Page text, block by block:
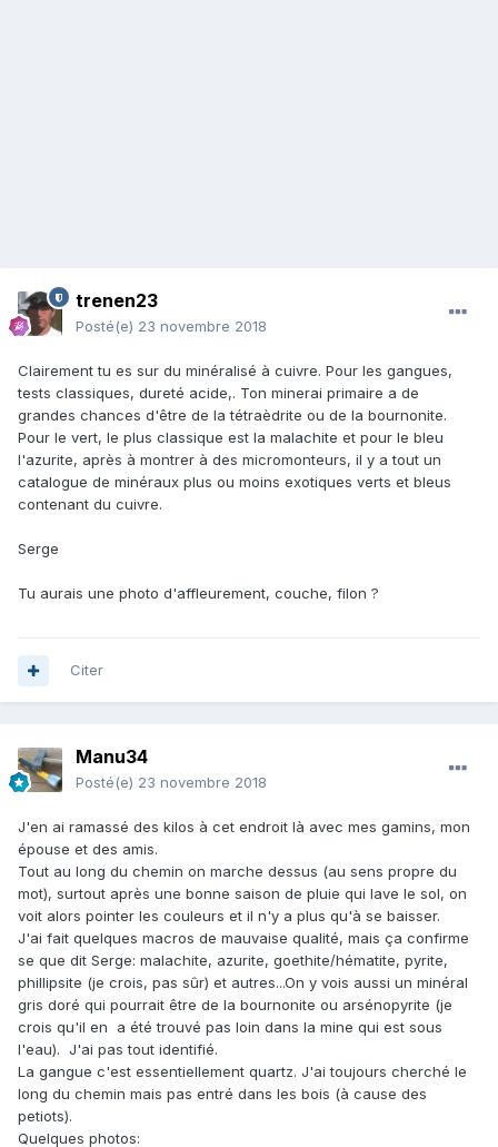
trenen23
Posté(e) 23 novembre 2018
Clairement tu es sur du minéralisé à cuivre. Pour les gangues,
tests classiques, dureté acide,. Ton minerai primaire a de
grandes chances d'être de la tétraèdrite ou de la bournonite.
Pour le vert, le plus classique est la malachite et pour le bleu
l'azurite, après à montrer à des micromonteurs, il y a tout un
catalogue de minéraux plus ou moins exotiques verts et bleus
contenant du cuivre.
Serge
Tu aurais une photo d'affleurement, couche, filon ?
Citer
Manu34
Posté(e) 23 novembre 2018
J'en ai ramassé des kilos à cet endroit là avec mes gamins, mon
épouse et des amis.
Tout au long du chemin on marche dessus (au sens propre du
mot), surtout après une bonne saison de pluie qui lave le sol, on
voit alors pointer les couleurs et il n'y a plus qu'à se baisser.
J'ai fait quelques macros de mauvaise qualité, mais ça confirme
se que dit Serge: malachite, azurite, goethite/hématite, pyrite,
phillipsite (je crois, pas sûr) et autres...On y vois aussi un minéral
gris doré qui pourrait être de la bournonite ou arsénopyrite (je
crois qu'il en a été trouvé pas loin dans la mine qui est sous
l'eau). J'ai pas tout identifié.
La gangue c'est essentiellement quartz. J'ai toujours cherché le
long du chemin mais pas entré dans les bois (à cause des
petiots).
Quelques photos: